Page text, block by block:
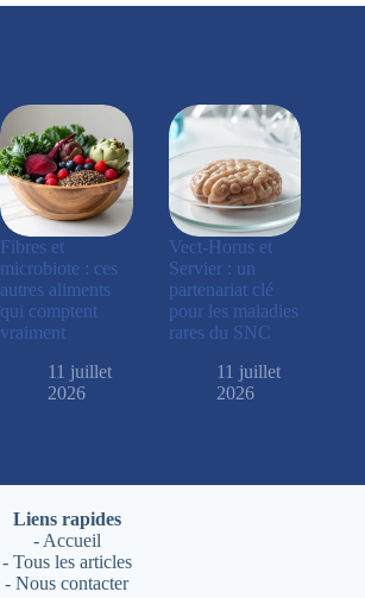
Fibres et
microbiote : ces
autres aliments
qui comptent
vraiment
11 juillet
2026
Vect-Horus et
Servier : un
partenariat clé
pour les maladies
rares du SNC
11 juillet
2026
Liens rapides
- Accueil
- Tous les articles
-Nous contacter